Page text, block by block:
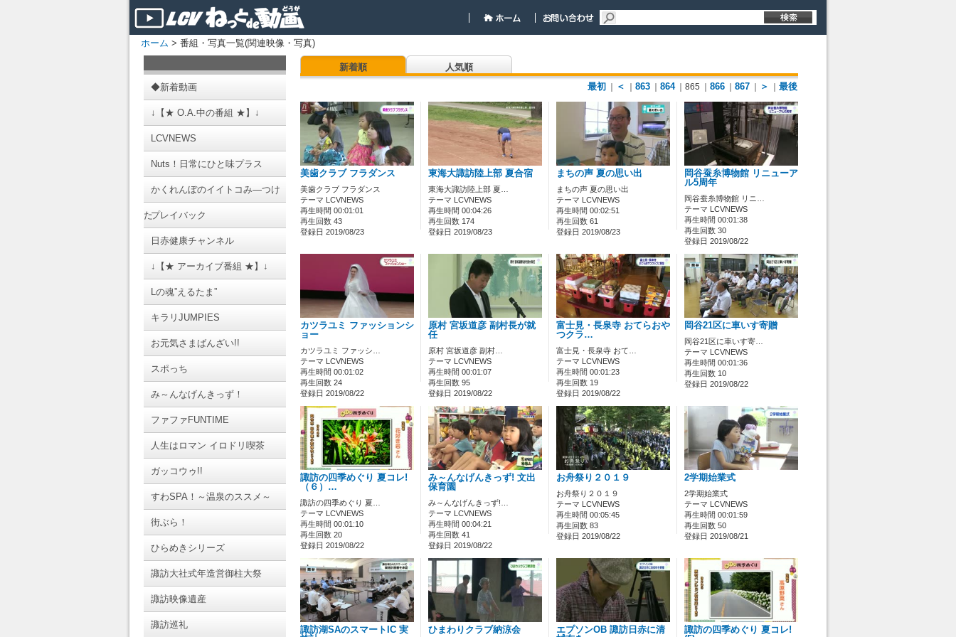
ホーム > 番組・写真一覧(関連映像・写真)
◆新着動画
↓【★ O.A.中の番組 ★】↓
LCVNEWS
Nuts！日常にひと味プラス
かくれんぼのイイトコみ―つけ
たプレイバック
日赤健康チャンネル
↓【★ アーカイブ番組 ★】↓
Lの魂”えるたま”
キラリJUMPIES
お元気さまばんざい!!
スポっち
み～んなげんきっず！
ファファFUNTIME
人生はロマン イロドリ喫茶
ガッコウゥ!!
すわSPA！～温泉のススメ～
街ぶら！
ひらめきシリーズ
諏訪大社式年造営御柱大祭
諏訪映像遺産
諏訪巡礼
新着順
人気順
最初
＜ 863 864 ｜865 866 867 ＞ 最後
美歯クラブ フラダンス
美歯クラブ フラダンス
テーマ LCVNEWS
再生時間 00:01:01
再生回数 43
登録日 2019/08/23
東海大諏訪陸上部 夏合宿
東海大諏訪陸上部 夏…
テーマ LCVNEWS
再生時間 00:04:26
再生回数 174
登録日 2019/08/23
まちの声 夏の思い出
まちの声 夏の思い出
テーマ LCVNEWS
再生時間 00:02:51
再生回数 61
登録日 2019/08/23
岡谷蚕糸博物館 リニューア
ル5周年
岡谷蚕糸博物館 リニ…
テーマ LCVNEWS
再生時間 00:01:38
再生回数 30
登録日 2019/08/22
カツラユミ ファッションシ
ョー
カツラユミ ファッシ…
テーマ LCVNEWS
再生時間 00:01:02
再生回数 24
登録日 2019/08/22
原村 宮坂道彦 副村長が就
任
原村 宮坂道彦 副村…
テーマ LCVNEWS
再生時間 00:01:07
再生回数 95
登録日 2019/08/22
富士見・長泉寺 おてらおや
つクラ…
富士見・長泉寺 おて…
テーマ LCVNEWS
再生時間 00:01:23
再生回数 19
登録日 2019/08/22
岡谷21区に車いす寄贈
岡谷21区に車いす寄…
テーマ LCVNEWS
再生時間 00:01:36
再生回数 10
登録日 2019/08/22
諏訪の四季めぐり 夏コレ!
（６）…
諏訪の四季めぐり 夏…
テーマ LCVNEWS
再生時間 00:01:10
再生回数 20
登録日 2019/08/22
み～んなげんきっず! 文出
保育園
み～んなげんきっず!…
テーマ LCVNEWS
再生時間 00:04:21
再生回数 41
登録日 2019/08/22
お舟祭り２０１９
お舟祭り２０１９
テーマ LCVNEWS
再生時間 00:05:45
再生回数 83
登録日 2019/08/22
2学期始業式
2学期始業式
テーマ LCVNEWS
再生時間 00:01:59
再生回数 50
登録日 2019/08/21
諏訪湖SAのスマートIC 実
ひまわりクラブ納涼会
エプソンOB 諏訪日赤に清
諏訪の四季めぐり 夏コレ!